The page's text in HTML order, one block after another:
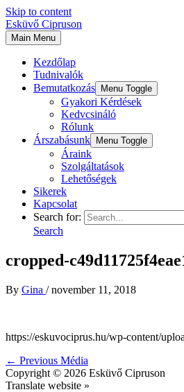
Skip to content
Esküvő Cipruson
Main Menu
Kezdőlap
Tudnivalók
Bemutatkozás
Menu Toggle
Gyakori Kérdések
Kedvcsináló
Rólunk
Árszabásunk
Menu Toggle
Áraink
Szolgáltatások
Lehetőségek
Sikerek
Kapcsolat
Search for:
Search
cropped-
By Gina /november 11, 2018
https://eskuvociprus.hu/wp-content/
← Previous Média
Copyright © 2026 Esküvő Cipruson
Translate website »